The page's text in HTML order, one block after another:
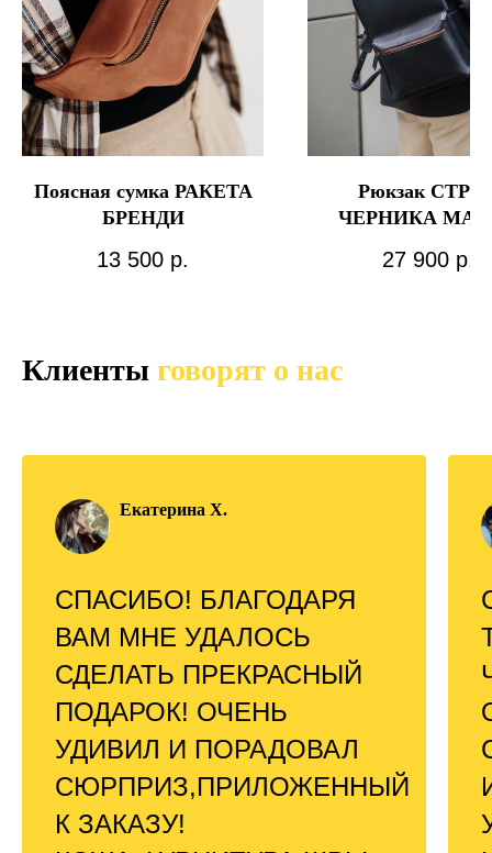
Поясная сумка РАКЕТА
БРЕНДИ
13 500 р.
Рюкзак
ЧЕРНИКА
27 900 р.
Клиенты говорят о нас
Екатерина Х.
СПАСИБО! БЛАГОДАРЯ
ВАМ МНЕ УДАЛОСЬ
СДЕЛАТЬ ПРЕКРАСНЫЙ
ПОДАРОК! ОЧЕНЬ
УДИВИЛ И ПОРАДОВАЛ
СЮРПРИЗ,ПРИЛОЖЕННЫЙ
К ЗАКАЗУ!